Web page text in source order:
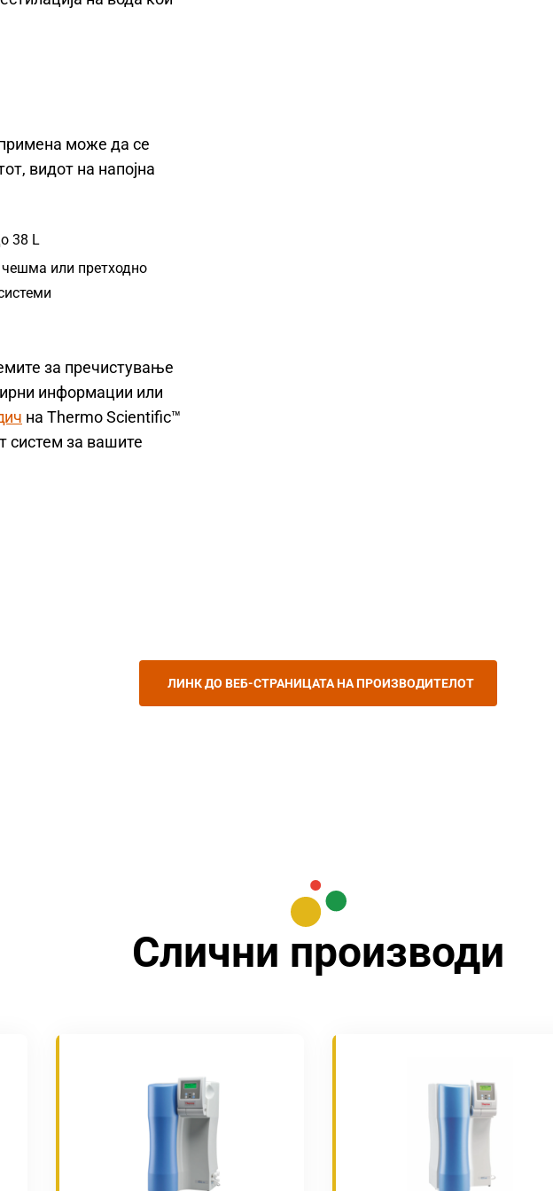
може да се
видот на напојна
38 L
или претходно
за пречистување
информации или
на Thermo Scientific™
систем за вашите
ЛИНК ДО ВЕБ-СТРАНИЦАТА НА ПРОИЗВОДИТЕЛОТ
Слични производи